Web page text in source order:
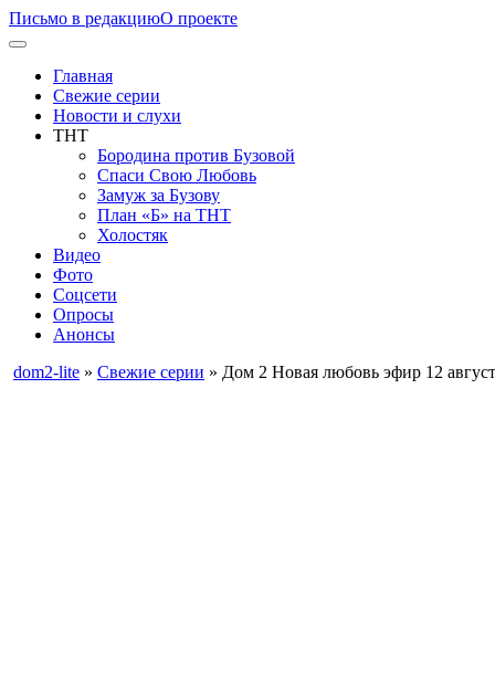
Письмо в редакциюО проекте
Главная
Свежие серии
Новости и слухи
ТНТ
Бородина против Бузовой
Спаси Свою Любовь
Замуж за Бузову
План «Б» на ТНТ
Холостяк
Видео
Фото
Соцсети
Опросы
Анонсы
dom2-lite » Свежие серии » Дом 2 Новая любовь эфир 12